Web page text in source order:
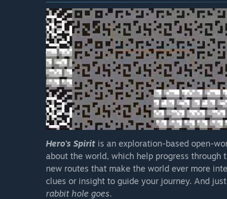
Hero's Spirit is an exploration-based open-
about the world, which help progress
new routes that make the world ever more
clues or insight to guide your journey. And
rabbit hole goes.